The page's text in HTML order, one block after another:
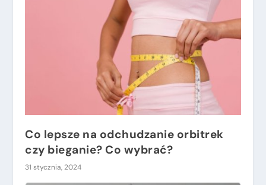
Co lepsze na odchudzanie orbitrek
czy bieganie? Co wybrać?
31 stycznia, 2024